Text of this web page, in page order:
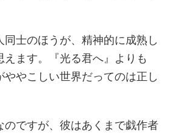
士のほうが、精神的に成熟し
えます。『光る君へ』よりも
ややこしい世界だってのは正し
のですが、彼はあくまで戯作者